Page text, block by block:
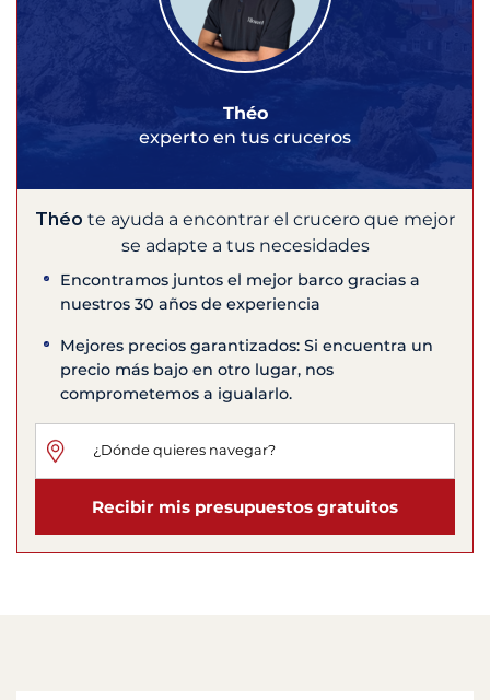
Théo
experto en tus cruceros
Théo te ayuda a encontrar el crucero que mejor
se adapte a tus necesidades
Encontramos juntos el mejor barco gracias a
nuestros 30 años de experiencia
Mejores precios garantizados: Si encuentra un
precio más bajo en otro lugar, nos
comprometemos a igualarlo.
Recibir mis presupuestos gratuitos